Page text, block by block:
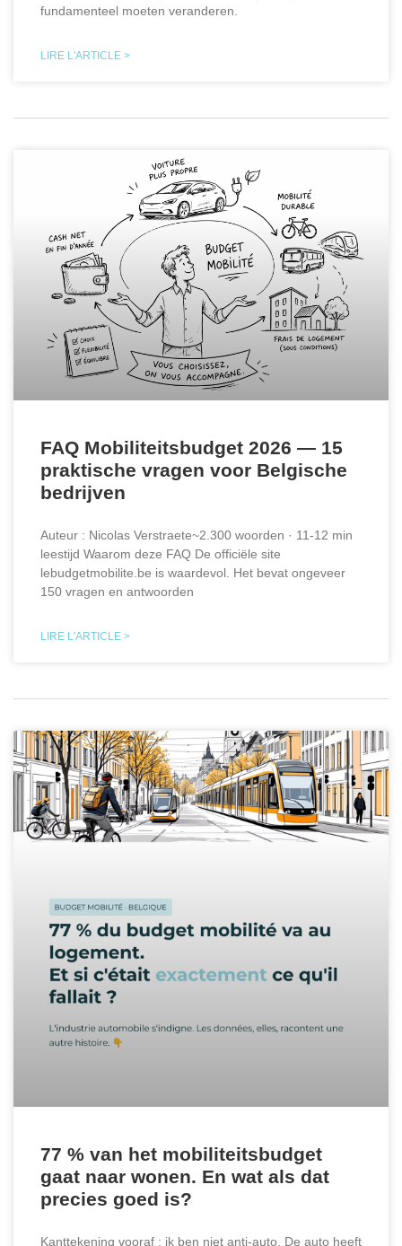
fundamenteel moeten veranderen.
LIRE L'ARTICLE >
FAQ Mobiliteitsbudget 2026 — 15
praktische vragen voor Belgische
bedrijven
Auteur : Nicolas Verstraete~2.300 woorden · 11-12 min
leestijd Waarom deze FAQ De officiële site
lebudgetmobilite.be is waardevol. Het bevat ongeveer
150 vragen en antwoorden
LIRE L'ARTICLE >
77 % van het mobiliteitsbudget
gaat naar wonen. En wat als dat
precies goed is?
Kanttekening vooraf : ik ben niet anti-auto. De auto heeft